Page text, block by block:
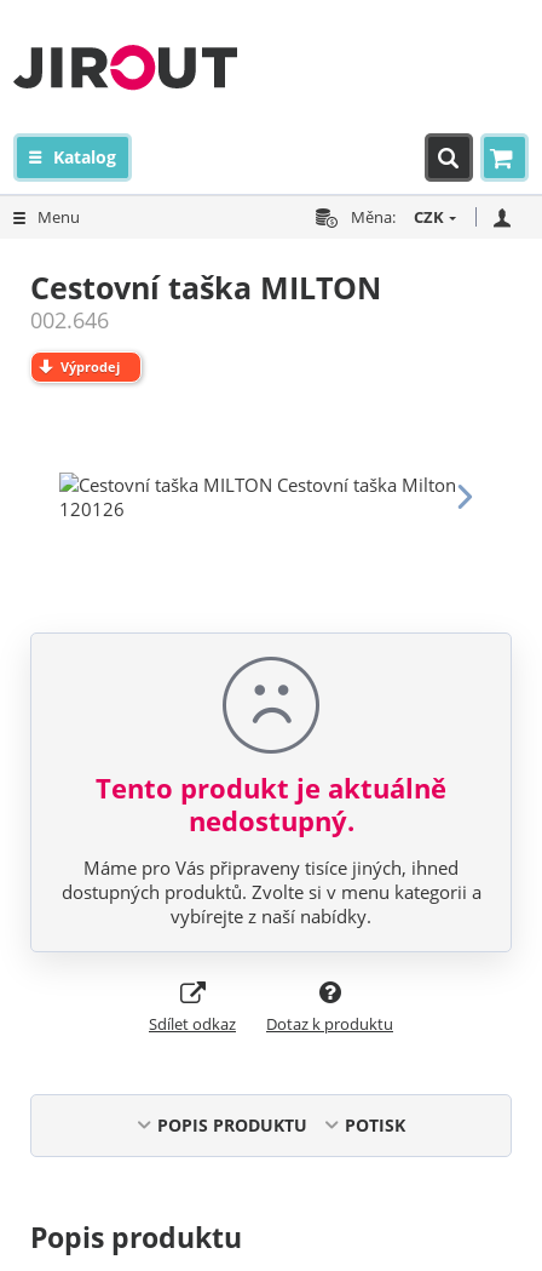
Katalog
Menu Měna: CZK
Cestovní taška MILTON
002.646
Výprodej
Tento produkt je aktuálně
nedostupný.
Máme pro Vás připraveny tisíce jiných, ihned
dostupných produktů. Zvolte si v menu kategorii a
vybírejte z naší nabídky.
Sdílet odkaz Dotaz k produktu
POPIS PRODUKTU POTISK
Popis produktu